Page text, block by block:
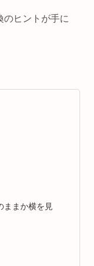
のヒントが手に
ままか横を見